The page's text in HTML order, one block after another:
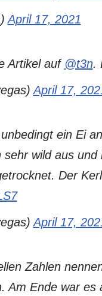
April 17, 2021
Artikel auf @t3n.
April 17,
ein Ei
wild aus
Der
April 17,
Zahlen
Am Ende war